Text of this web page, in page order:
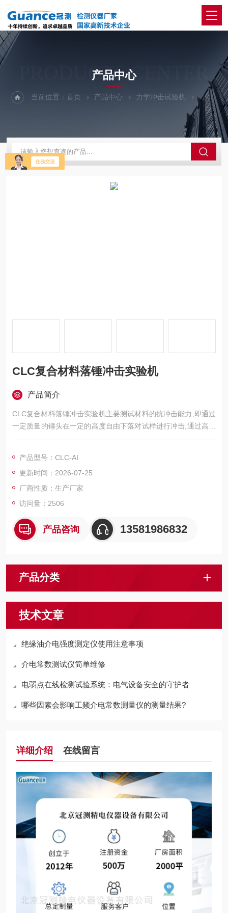
PRODUCTS CENTER
产品中心
当前位置：首页 产品中心 力学冲击试验机 CLC-AI-
CLC复合材料落锤冲击实验机
产品简介
CLC复合材料落锤冲击实验机主要测试材料的抗冲击能力,即通过
一定质量的锤头在一定的高度自由下落对试样进行冲击,通过高速
率同步采集锤头对试样冲击接触后的数据,分析试样的抗冲击能力
力、大冲击能量、大冲击速度、材料吸收能量及损伤耗散能量、
损伤临界点及韧脆转变点…….
产品型号：CLC-AI
更新时间：2026-07-25
厂商性质：生产厂家
访问量：2506
产品咨询 13581986832
产品分类
技术文章
绝缘油介电强度测定仪使用注意事项
介电常数测试仪简单维修
电弱点在线检测试验系统：电气设备安全的守护者
哪些因素会影响工频介电常数测量仪的测量结果?
详细介绍 在线留言